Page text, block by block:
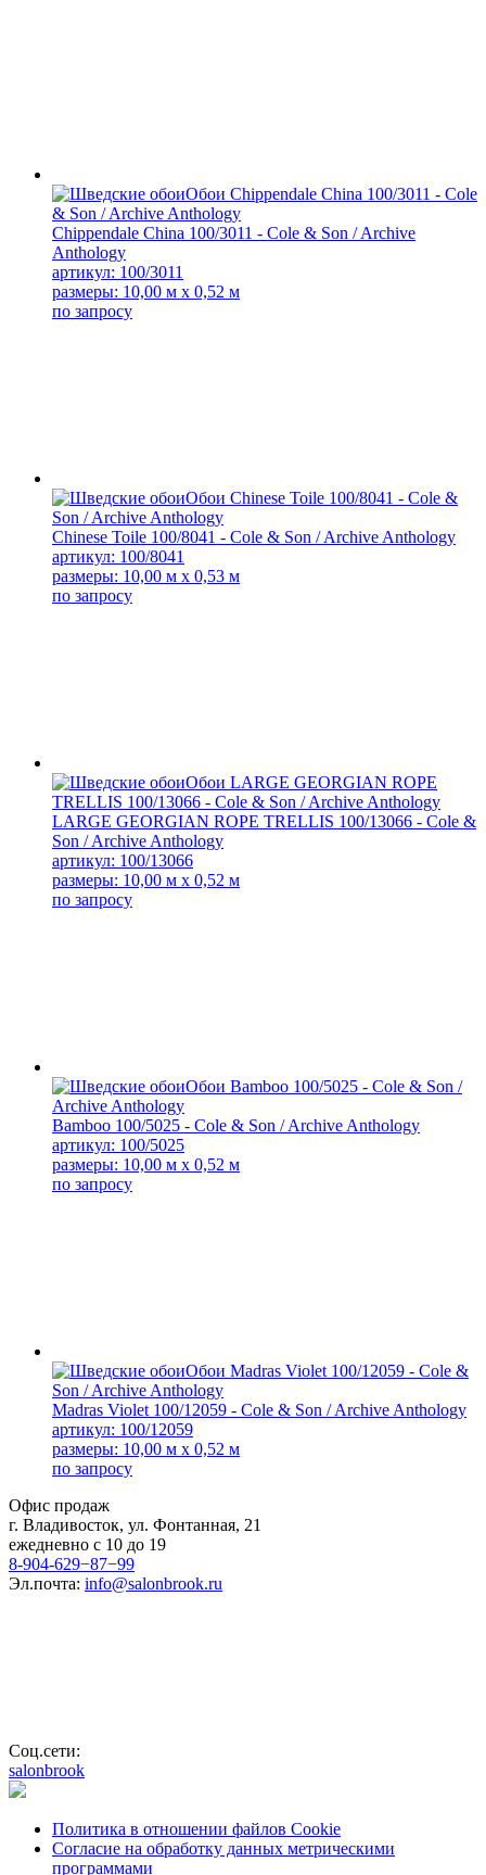
Chippendale China 100/3011 - Cole & Son / Archive
Anthology
артикул: 100/3011
размеры: 10,00 м x 0,52 м
по запросу
Chinese Toile 100/8041 - Cole & Son / Archive Anthology
артикул: 100/8041
размеры: 10,00 м x 0,53 м
по запросу
LARGE GEORGIAN ROPE TRELLIS 100/13066 - Cole &
Son / Archive Anthology
артикул: 100/13066
размеры: 10,00 м x 0,52 м
по запросу
Bamboo 100/5025 - Cole & Son / Archive Anthology
артикул: 100/5025
размеры: 10,00 м x 0,52 м
по запросу
Madras Violet 100/12059 - Cole & Son / Archive Anthology
артикул: 100/12059
размеры: 10,00 м x 0,52 м
по запросу
Офис продаж
г. Владивосток, ул. Фонтанная, 21
ежедневно с 10 до 19
8-904-629−87−99
Эл.почта: info@salonbrook.ru
Соц.сети:
salonbrook
Политика в отношении файлов Cookie
Согласие на обработку данных метрическими
программами